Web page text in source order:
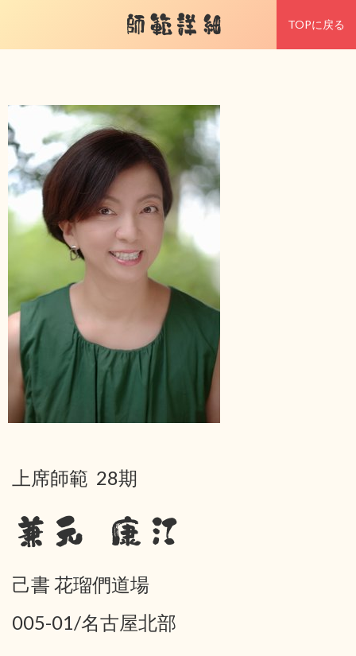
師範詳細 TOPに戻る
上席師範 28期
兼元 康江
己書 花瑠們道場
005-01/名古屋北部